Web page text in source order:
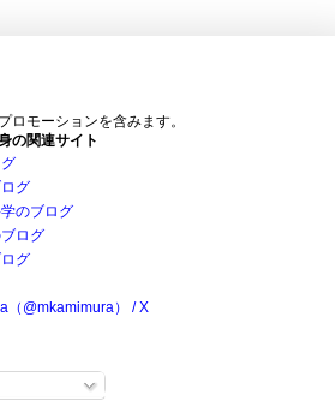
ロモーションを含みます。
の関連サイト
グ
のブログ
ログ
グ
（@mkamimura） / X